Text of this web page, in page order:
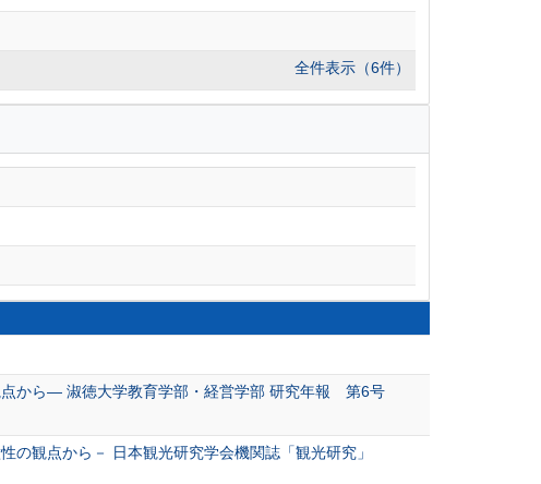
全件表示（6件）
から― 淑徳大学教育学部・経営学部 研究年報 第6号
観点から－ 日本観光研究学会機関誌「観光研究」